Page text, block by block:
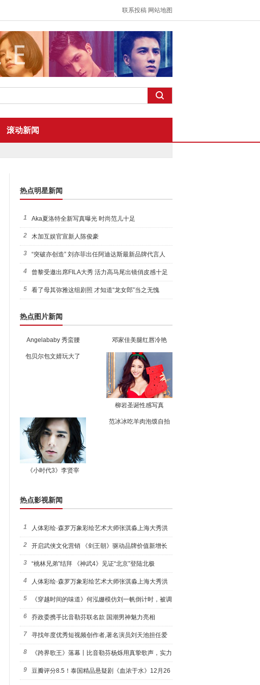
联系投稿 网站地图
滚动新闻
热点明星新闻
1 Aka夏洛特全新写真曝光 时尚范儿十足
2 木加互娱官宣新人陈俊豪
3 “突破亦创造” 刘亦菲出任阿迪达斯最新品牌代言人
引爆
4 曾黎受邀出席FILA大秀 活力高马尾出镜俏皮感十足
5 看了母其弥雅这组剧照 才知道“龙女郎”当之无愧
热点图片新闻
Angelababy 秀蛮腰 邓家佳美腿红唇冷艳
包贝尔包文婧玩大了
柳岩圣诞性感写真
《小时代3》李贤宰
范冰冰吃羊肉泡馍自拍
热点影视新闻
1 人体彩绘·森罗万象彩绘艺术大师张淇淼上海大秀洪
荒宇宙
2 开启武侠文化营销 《剑王朝》驱动品牌价值新增长
3 “桃林兄弟”结拜 《神武4》见证“北京”登陆北极
4 人体彩绘·森罗万象彩绘艺术大师张淇淼上海大秀洪
荒宇宙
5 《穿越时间的味道》何泓姗模仿刘一帆倒计时，被调
侃“学人
6 乔政委携手比音勒芬联名款 国潮男神魅力亮相
7 寻找年度优秀短视频创作者,著名演员刘天池担任爱
奇艺号"奇
8 《跨界歌王》落幕丨比音勒芬杨烁用真挚歌声，实力
圈粉!
9 豆瓣评分8.5！泰国精品悬疑剧《血浓于水》12月26